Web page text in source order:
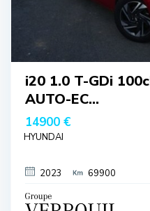
i20 1.0 T-GDi
AUTO-EC...
14900 €
HYUNDAI
2023 69900